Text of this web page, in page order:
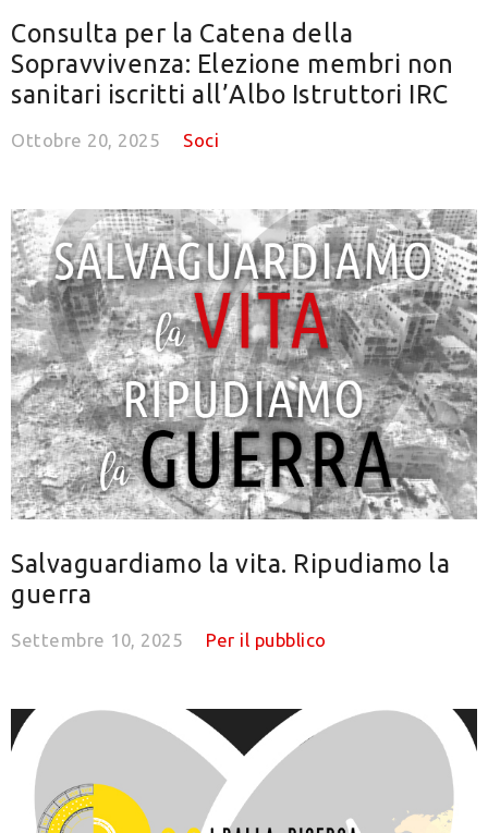
Consulta per la Catena della
Sopravvivenza: Elezione membri non
sanitari iscritti all’Albo Istruttori IRC
Ottobre 20, 2025 Soci
Salvaguardiamo la vita. Ripudiamo la
guerra
Settembre 10, 2025 Per il pubblico